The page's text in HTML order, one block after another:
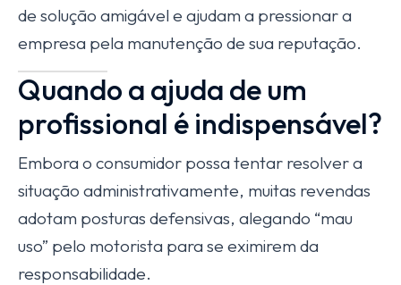
de solução amigável e ajudam a pressionar a
empresa pela manutenção de sua reputação.
Quando a ajuda de um
profissional é indispensável?
Embora o consumidor possa tentar resolver a
situação administrativamente, muitas revendas
adotam posturas defensivas, alegando “mau
uso” pelo motorista para se eximirem da
responsabilidade.